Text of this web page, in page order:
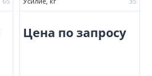
Цена по запросу